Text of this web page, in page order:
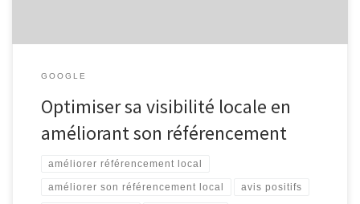
GOOGLE
Optimiser sa visibilité locale en
améliorant son référencement
améliorer référencement local
améliorer son référencement local avis positifs